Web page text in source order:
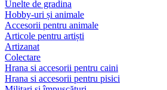
Unelte de gradina
Hobby-uri și animale
Accesorii pentru animale
Articole pentru artiști
Artizanat
Colectare
Hrana si accesorii pentru caini
Hrana si accesorii pentru pisici